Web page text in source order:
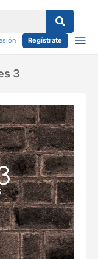
Regístrate
3